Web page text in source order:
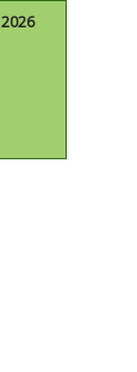
2026